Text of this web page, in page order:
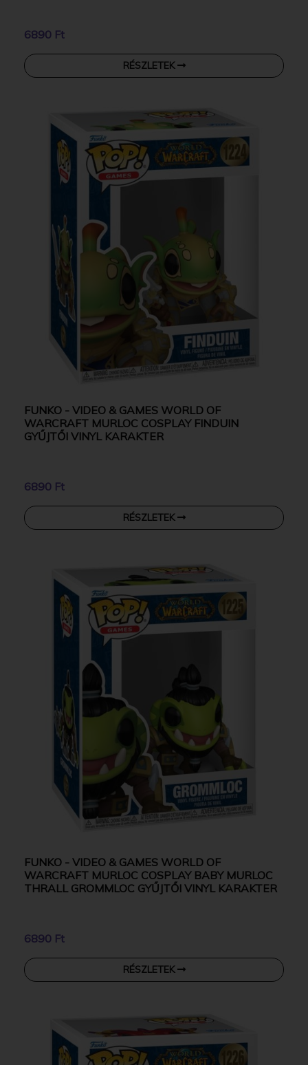
6890 Ft
RÉSZLETEK
FUNKO - VIDEO & GAMES WORLD OF
WARCRAFT MURLOC COSPLAY FINDUIN
GYŰJTŐI VINYL KARAKTER
6890 Ft
RÉSZLETEK
FUNKO - VIDEO & GAMES WORLD OF
WARCRAFT MURLOC COSPLAY BABY MURLOC
THRALL GROMMLOC GYŰJTŐI VINYL KARAKTER
6890 Ft
RÉSZLETEK